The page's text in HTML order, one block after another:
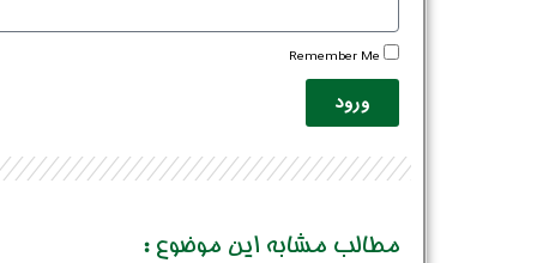
Remember Me
ورود
مطالب مشابه این موضوع :